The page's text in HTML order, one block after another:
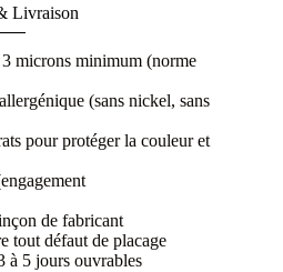
Livraison
microns minimum (norme
(sans nickel, sans
pour protéger la couleur et
de fabricant
tout défaut de placage
à 5 jours ouvrables